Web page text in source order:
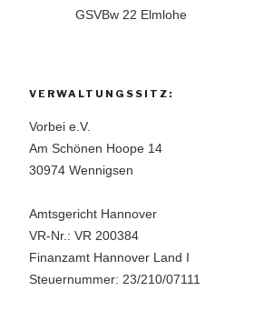
GSVBw 22 Elmlohe
VERWALTUNGSSITZ:
Vorbei e.V.
Am Schönen Hoope 14
30974 Wennigsen
Amtsgericht Hannover
VR-Nr.: VR 200384
Finanzamt Hannover Land I
Steuernummer: 23/210/07111